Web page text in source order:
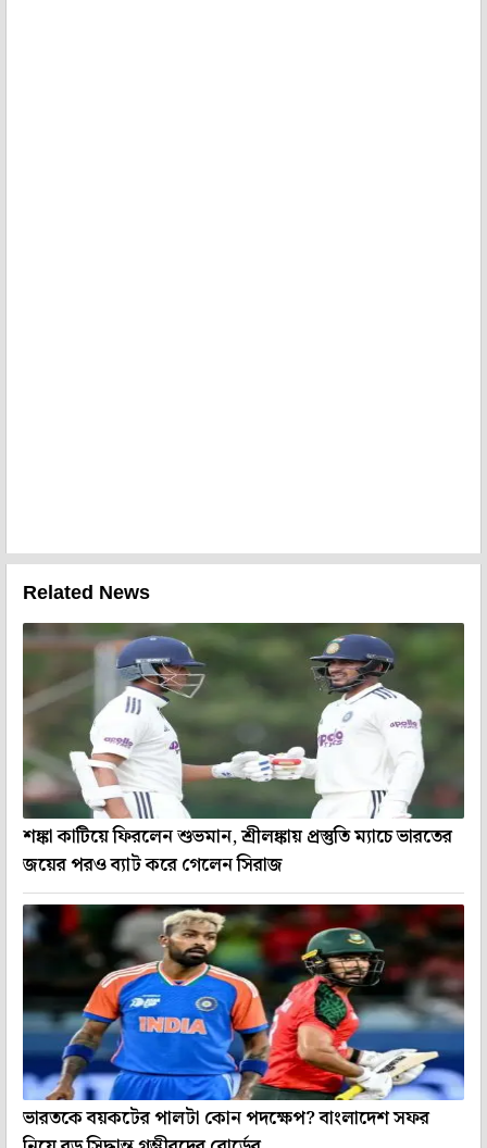
Related News
শঙ্কা কাটিয়ে ফিরলেন শুভমান, শ্রীলঙ্কায় প্রস্তুতি ম্যাচে ভারতের
জয়ের পরও ব্যাট করে গেলেন সিরাজ
ভারতকে বয়কটের পালটা কোন পদক্ষেপ? বাংলাদেশ সফর